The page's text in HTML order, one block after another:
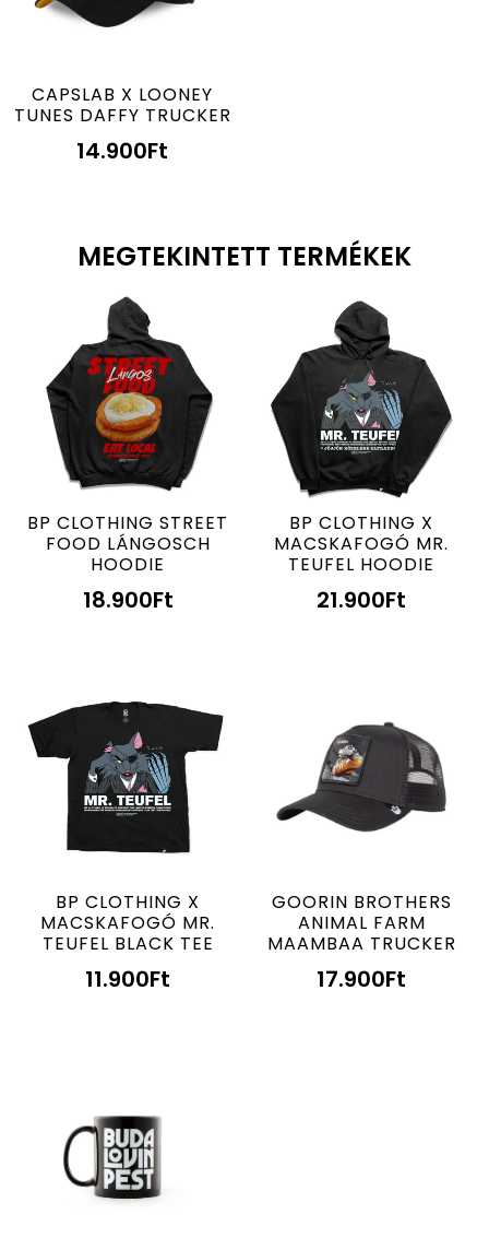
CAPSLAB X LOONEY
TUNES DAFFY TRUCKER
14.900Ft
MEGTEKINTETT TERMÉKEK
BP CLOTHING STREET
FOOD LÁNGOSCH
HOODIE
18.900Ft
BP CLOTHING X
MACSKAFOGÓ MR.
TEUFEL HOODIE
21.900Ft
BP CLOTHING X
MACSKAFOGÓ MR.
TEUFEL BLACK TEE
11.900Ft
GOORIN BROTHERS
ANIMAL FARM
MAAMBAA TRUCKER
17.900Ft